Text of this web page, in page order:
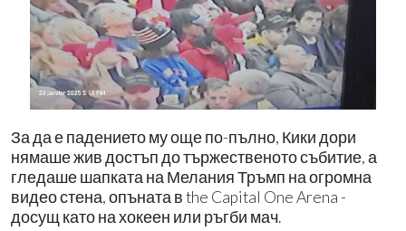
За да е падението му още по-пълно, Кики дори
нямаше жив достъп до тържественото събитие, а
гледаше шапката на Мелания Тръмп на огромна
видео стена, опъната в the Capital One Arena -
досущ като на хокеен или ръгби мач.